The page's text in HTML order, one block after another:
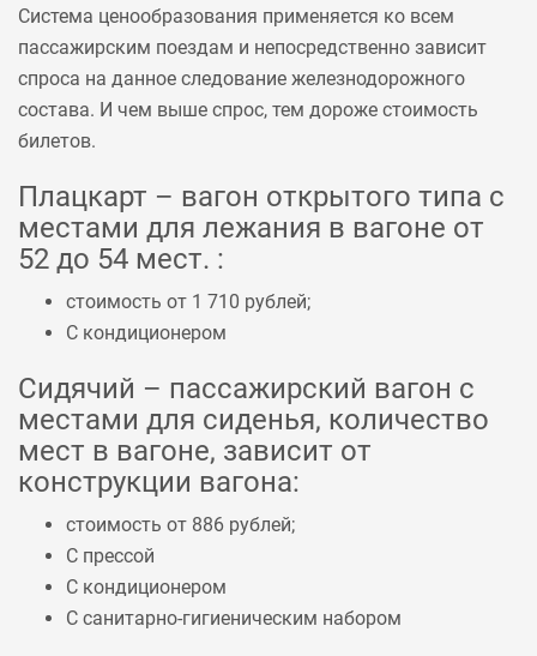
Система ценообразования применяется ко всем
пассажирским поездам и непосредственно зависит
спроса на данное следование железнодорожного
состава. И чем выше спрос, тем дороже стоимость
билетов.
Плацкарт – вагон открытого типа с
местами для лежания в вагоне от
52 до 54 мест. :
стоимость от 1 710 рублей;
С кондиционером
Сидячий – пассажирский вагон с
местами для сиденья, количество
мест в вагоне, зависит от
конструкции вагона:
стоимость от 886 рублей;
С прессой
С кондиционером
С санитарно-гигиеническим набором